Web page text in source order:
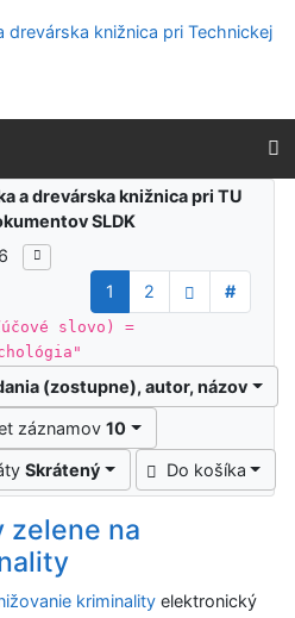
a drevárska knižnica pri TU
SLDK
1
2
#
slovo) =
(zostupne), autor, názov
záznamov10
Skrátený Do košíka
zelene na
kriminality elektronický